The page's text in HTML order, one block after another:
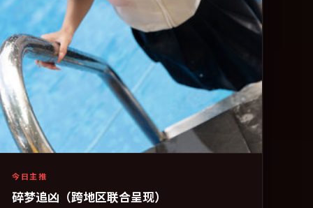
今日主推
碎梦追凶（跨地区联合呈现）